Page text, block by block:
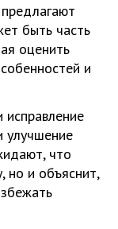
быть часть
оценить
и
улучшение
что
но и объяснит,